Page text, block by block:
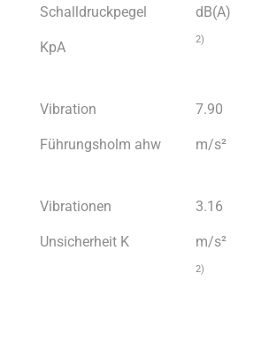
Schalldruckpegel
KpA
dB(A)
2)
Vibration
Führungsholm ahw
7.90
m/s²
Vibrationen
Unsicherheit K
3.16
m/s²
2)